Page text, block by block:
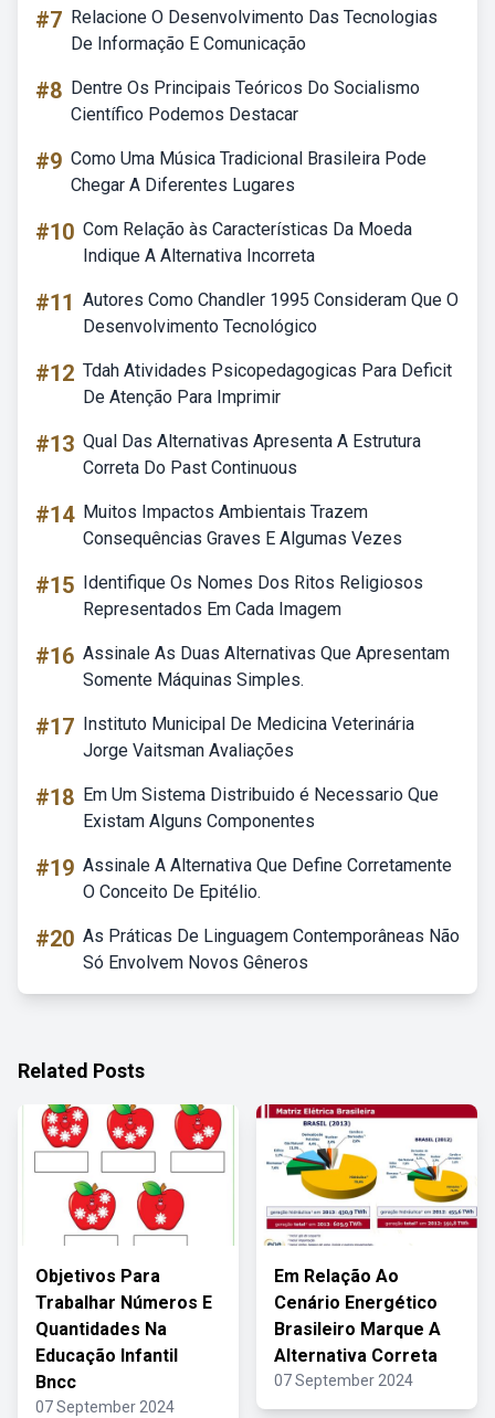
#7 Relacione O Desenvolvimento Das Tecnologias
De Informação E Comunicação
#8 Dentre Os Principais Teóricos Do Socialismo
Científico Podemos Destacar
#9 Como Uma Música Tradicional Brasileira Pode
Chegar A Diferentes Lugares
#10 Com Relação às Características Da Moeda
Indique A Alternativa Incorreta
#11 Autores Como Chandler 1995 Consideram Que O
Desenvolvimento Tecnológico
#12 Tdah Atividades Psicopedagogicas Para Deficit
De Atenção Para Imprimir
#13 Qual Das Alternativas Apresenta A Estrutura
Correta Do Past Continuous
#14 Muitos Impactos Ambientais Trazem
Consequências Graves E Algumas Vezes
#15 Identifique Os Nomes Dos Ritos Religiosos
Representados Em Cada Imagem
#16 Assinale As Duas Alternativas Que Apresentam
Somente Máquinas Simples.
#17 Instituto Municipal De Medicina Veterinária
Jorge Vaitsman Avaliações
#18 Em Um Sistema Distribuido é Necessario Que
Existam Alguns Componentes
#19 Assinale A Alternativa Que Define Corretamente
O Conceito De Epitélio.
#20 As Práticas De Linguagem Contemporâneas Não
Só Envolvem Novos Gêneros
Related Posts
Objetivos Para
Trabalhar Números E
Quantidades Na
Educação Infantil
Bncc
07 September 2024
Em Relação Ao
Cenário Energético
Brasileiro Marque A
Alternativa Correta
07 September 2024